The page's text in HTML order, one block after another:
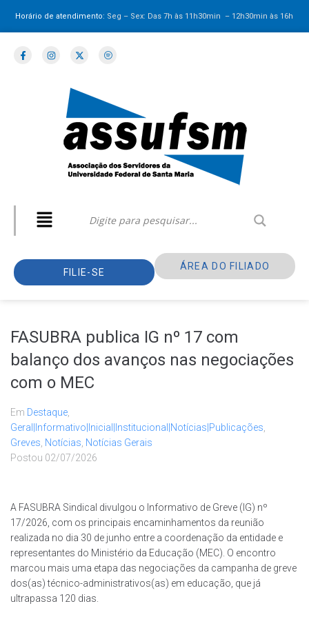
Horário de atendimento: Seg – Sex: Das 7h às 11h30min – 12h30minàs 16h
FILIE-SE
ÁREA DO FILIADO
FASUBRA publica IG nº 17 com
balanço dos avanços nas negociações
com o MEC
Em Destaque,
Geral|Informativo|Inicial|Institucional|Notícias|Publicações,
Greves, Notícias, Notícias Gerais
Postou 02/07/2026
A FASUBRA Sindical divulgou o Informativo de Greve (IG) nº
17/2026, com os principais encaminhamentos da reunião
realizada no dia 30 de junho entre a coordenação da entidade e
representantes do Ministério da Educação (MEC). O encontro
marcou mais uma etapa das negociações da campanha de greve
dos(as) técnico-administrativos(as) em educação, que já
ultrapassa 120 dias.